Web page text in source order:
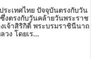
เทศไทย ปัจจุบันตรงกับวัน
งตรงกับวันคล้ายวันพระราช
เจ้าสิริกิติ์ พระบรมราชินีนาถ
ง โดยเร...